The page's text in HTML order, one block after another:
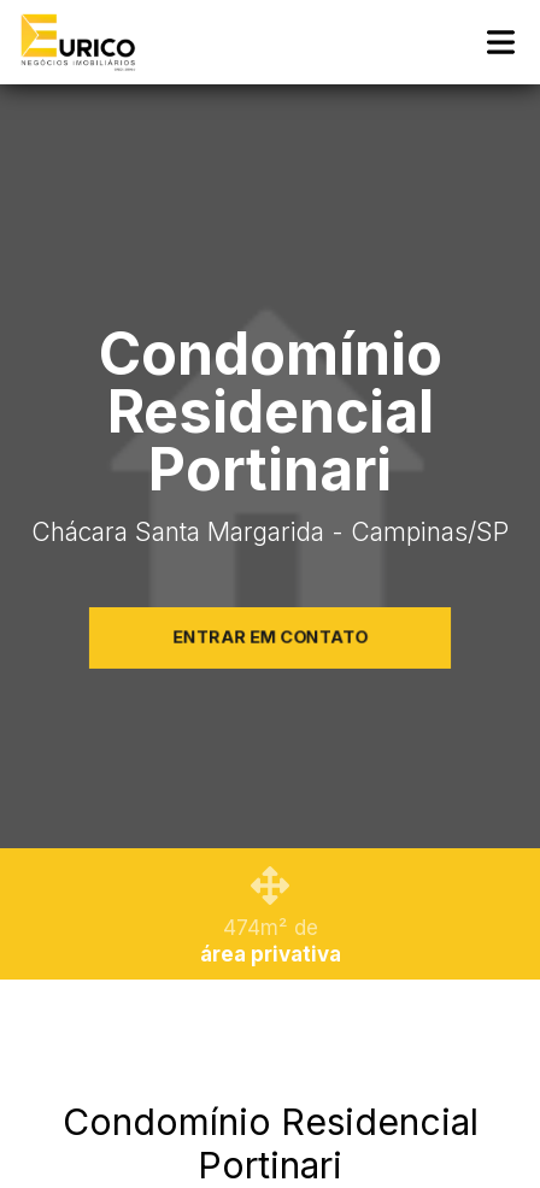
Condomínio
Residencial
Portinari
Chácara Santa Margarida - Campinas/SP
ENTRAR EM CONTATO
474m² de
área privativa
Condomínio Residencial
Portinari